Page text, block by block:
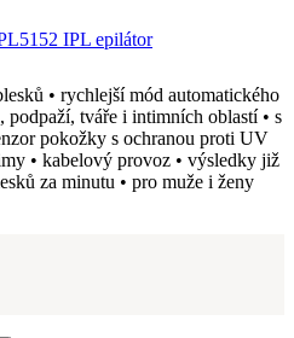
IPL epilátor
• rychlejší mód automatického
podpaží, tváře i intimních oblastí • s
pokožky s ochranou proti UV
• kabelový provoz • výsledky již
za minutu • pro muže i ženy